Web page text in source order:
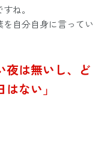
ね。
自分自身に言ってい
夜は無いし、ど
ない」